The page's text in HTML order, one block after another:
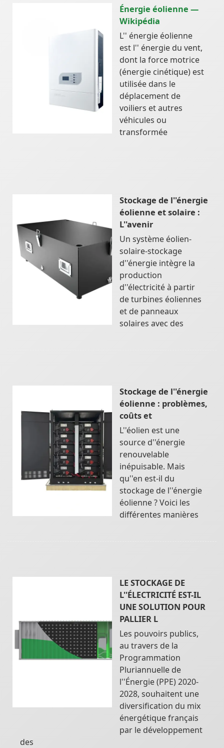
Énergie éolienne —
Wikipédia
L'' énergie éolienne
est l'' énergie du vent,
dont la force motrice
(énergie cinétique) est
utilisée dans le
déplacement de
voiliers et autres
véhicules ou
transformée
Stockage de l''énergie
éolienne et solaire :
L''avenir
Un système éolien-
solaire-stockage
d''énergie intègre la
production
d''électricité à partir
de turbines éoliennes
et de panneaux
solaires avec des
Stockage de l''énergie
éolienne : problèmes,
coûts et
L''éolien est une
source d''énergie
renouvelable
inépuisable. Mais
qu''en est-il du
stockage de l''énergie
éolienne ? Voici les
différentes manières
LE STOCKAGE DE
L''ÉLECTRICITÉ EST-IL
UNE SOLUTION POUR
PALLIER L
Les pouvoirs publics,
au travers de la
Programmation
Pluriannuelle de
l''Énergie (PPE) 2020-
2028, souhaitent une
diversification du mix
énergétique français
par le développement
des